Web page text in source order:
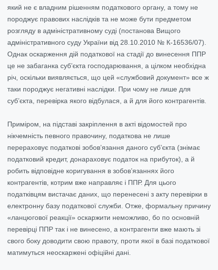
який не є владним рішенням податкового органу, а тому не
породжує правових наслідків та не може бути предметом
розгляду в адміністративному суді (постанова Вищого
адміністративного суду України від 28.10.2010 № К-16536/07).
Однак оскарження дій податкової на стадії до винесення ППР
це не забаганка суб’єкта господарювання, а цілком необхідна
річ, оскільки виявляється, що цей «службовий документ» все ж
таки породжує негативні наслідки. При чому не лише для
суб’єкта, перевірка якого відбулася, а й для його контрагентів.
Приміром, на підставі закріплення в акті відомостей про
нікчемність певного правочину, податкова не лише
перераховує податкові зобов’язання даного суб’єкта (знімає
податковий кредит, донараховує податок на прибуток), а й
робить відповідне коригування в зобов’язаннях його
контрагентів, котрим вже направляє і ППР. Для цього
податківцям вистачає даних, що перенесені з акту перевірки в
електронну базу податкової служби. Отже, формальну причину
«ланцюгової реакції» оскаржити неможливо, бо по основній
перевірці ППР так і не винесено, а контрагенти вже мають зі
свого боку доводити свою правоту, проти якої в базі податкової
матимуться неоскаржені офіційні дані.